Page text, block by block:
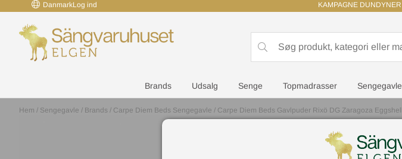
DanmarkLog ind KAMPAGNE DUNDYNER
Brands Udsalg Senge Topmadrasser Sengegavle
Hem / Sengegavle / Brands / Carpe Diem Beds Sengegavle / Carpe Diem Beds Gavlpuder Rixö DG Zaragoza Eggshell